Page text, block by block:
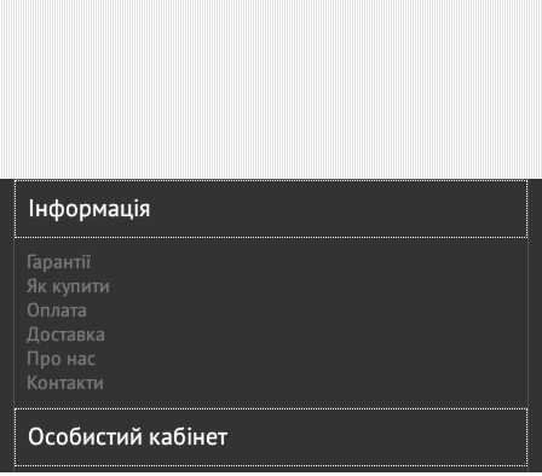
Інформація
Гарантії
Як купити
Оплата
Доставка
Про нас
Контакти
Особистий кабінет